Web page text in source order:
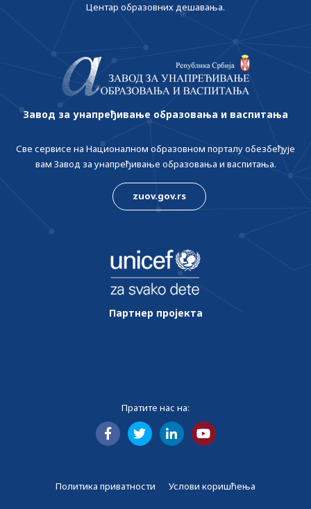
Центар образовних дешавања.
Завод за унапређивање образовања и васпитања
Све сервисе на Националном образовном порталу обезбеђује
вам Завод за унапређивање образовања и васпитања.
zuov.gov.rs
Партнер пројекта
Пратите нас на:
Политика приватности Услови коришћења